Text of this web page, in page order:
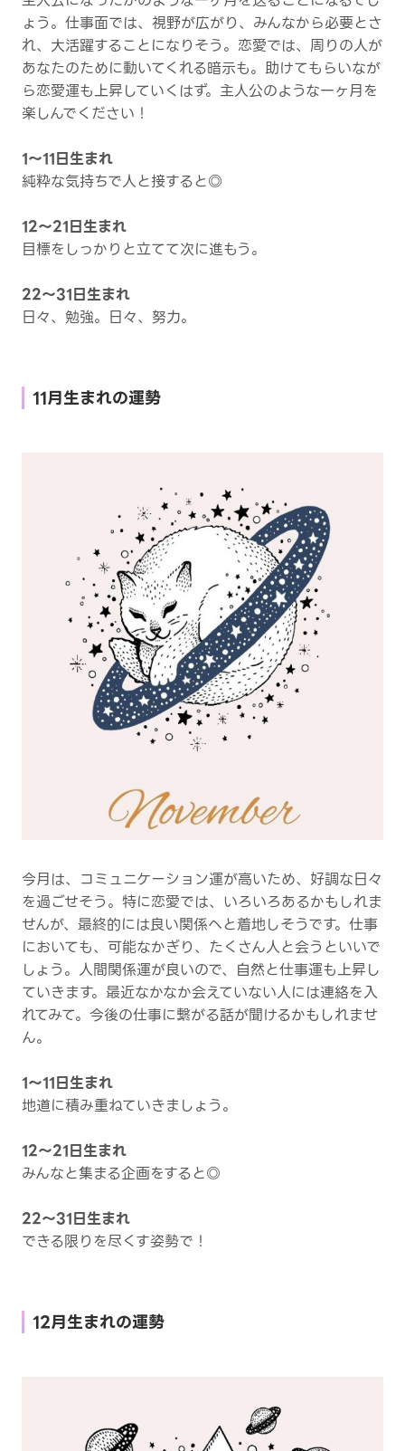
ょう。仕事面では、視野が広がり、みんなから必要とさ
れ、大活躍することになりそう。恋愛では、周りの人が
あなたのために動いてくれる暗示も。助けてもらいなが
ら恋愛運も上昇していくはず。主人公のような一ヶ月を
楽しんでください！
1～11日生まれ
純粋な気持ちで人と接すると◎
12～21日生まれ
目標をしっかりと立てて次に進もう。
22～31日生まれ
日々、勉強。日々、努力。
11月生まれの運勢
今月は、コミュニケーション運が高いため、好調な日々
を過ごせそう。特に恋愛では、いろいろあるかもしれま
せんが、最終的には良い関係へと着地しそうです。仕事
においても、可能なかぎり、たくさん人と会うといいで
しょう。人間関係運が良いので、自然と仕事運も上昇し
ていきます。最近なかなか会えていない人には連絡を入
れてみて。今後の仕事に繋がる話が聞けるかもしれませ
ん。
1～11日生まれ
地道に積み重ねていきましょう。
12～21日生まれ
みんなと集まる企画をすると◎
22～31日生まれ
できる限りを尽くす姿勢で！
12月生まれの運勢